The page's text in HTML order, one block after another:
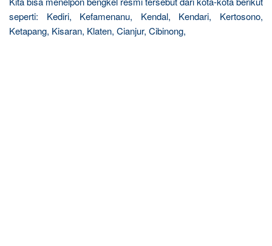
seperti: Kediri, Kefamenanu, Kendal, Kendari, Kertosono,
Ketapang, Kisaran, Klaten, Cianjur, Cibinong,